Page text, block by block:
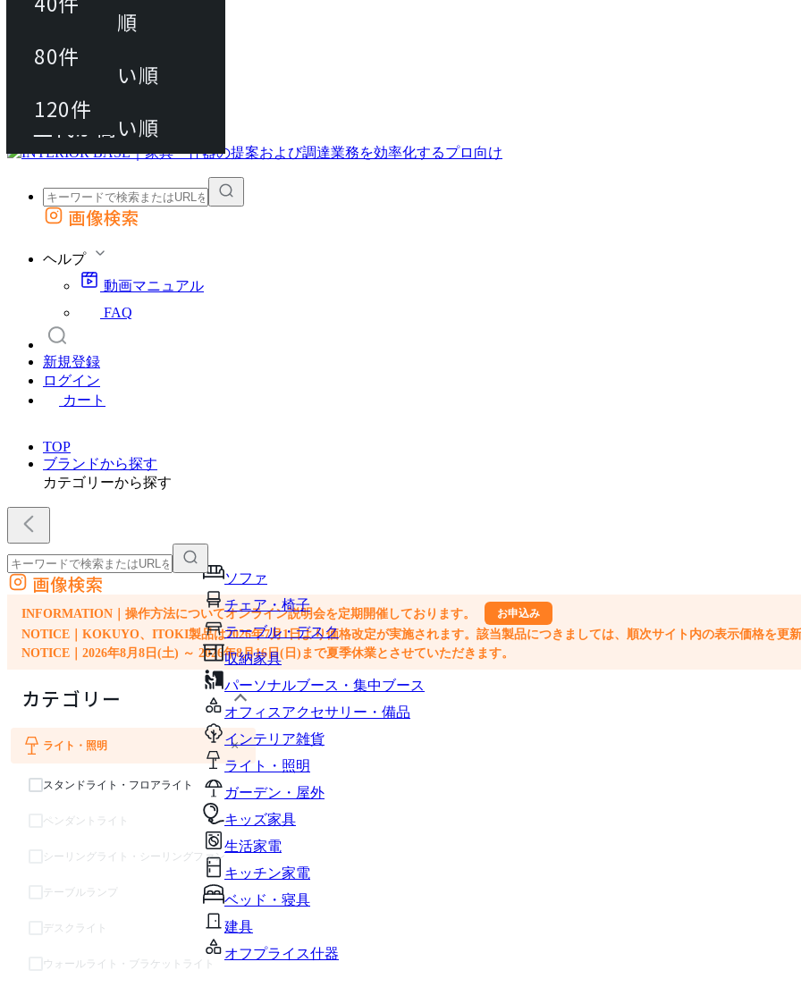
動画マニュアル
FAQ
カート
外部サイトの商品をカートに追加
画像検索
ヘルプ
動画マニュアル
FAQ
新規登録
ログイン
カート
TOP
ブランドから探す
カテゴリーから探す
ソファ
チェア・椅子
テーブル・デスク
収納家具
パーソナルブース・集中ブース
オフィスアクセサリー・備品
インテリア雑貨
ライト・照明
ガーデン・屋外
キッズ家具
生活家電
キッチン家電
ベッド・寝具
建具
オフプライス什器
外部サイトの商品をカートに追加
他のサイトで見つけた商品ページのURLを貼り付けて、カートに追加できます
画像検索
INFORMATION｜操作方法についてオンライン説明会を定期開催しております。 お申込み
NOTICE｜KOKUYO、ITOKI製品は2026年7月1日より価格改定が実施されます。該当製品につきましては、順次サイト内の表示価格を更新
NOTICE｜2026年8月8日(土) ～ 2026年8月16日(日)まで夏季休業とさせていただきます。
カテゴリー
ソファ
チェア・椅子
テーブル・デスク
インテリア雑貨
ライト・照明 ×
スタンドライト・フロアライト
ペンダントライト
シーリングライト・シーリングファン
テーブルランプ
デスクライト
ウォールライト・ブラケットライト
80件
120件
おすすめ順
上代が安い順
上代が高い順
80件
120件